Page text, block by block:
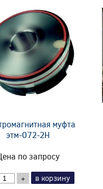
муфта
этм-072-2Н
по запросу
+ в корзину